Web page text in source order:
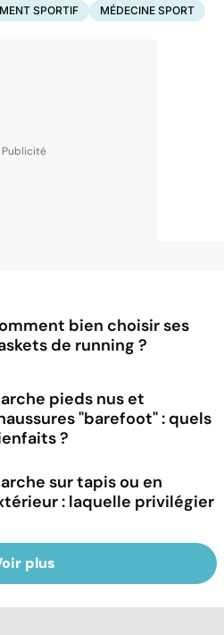
SPORTIF MÉDECINE SPORT
bien choisir ses
de running ?
pieds nus et
"barefoot" : quels
?
sur tapis ou en
: laquelle privilégier
plus